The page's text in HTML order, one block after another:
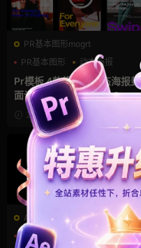
PR基本图形mogrt
PR基本图形
动态海报
噪点
Pr模板 4款横竖屏动态海报封
面设计
2026-01-20
AE模板
UI
动态海报 商务模板